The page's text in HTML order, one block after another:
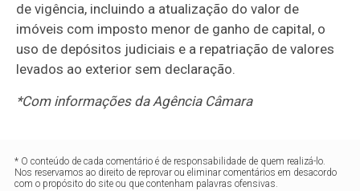
de vigência, incluindo a atualização do valor de
imóveis com imposto menor de ganho de capital, o
uso de depósitos judiciais e a repatriação de valores
levados ao exterior sem declaração.
*Com informações da Agência Câmara
* O conteúdo de cada comentário é de responsabilidade de quem realizá-lo.
Nos reservamos ao direito de reprovar ou eliminar comentários em desacordo
com o propósito do site ou que contenham palavras ofensivas.